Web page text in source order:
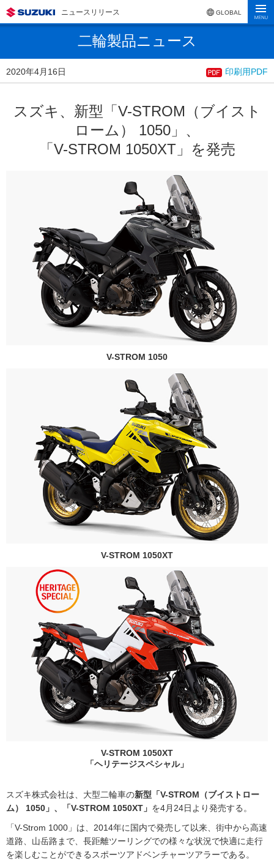
GLOBAL
ニュースリリース
二輪製品ニュース
2020年4月16日 印刷用PDF
スズキ、新型「V-STROM（ブイスト
ローム） 1050」、
「V-STROM 1050XT」を発売
V-STROM 1050
V-STROM 1050XT
V-STROM 1050XT
「ヘリテージスペシャル」
スズキ株式会社は、大型二輪車の新型「V-STROM（ブイストロー
ム） 1050」、「V-STROM 1050XT」 を4月24日より発売する。
「V-Strom 1000」は、2014年に国内で発売して以来、街中から高速
道路、山岳路まで、長距離ツーリングでの様々な状況で快適に走行
を楽しむことができるスポーツアドベンチャーツアラーである。